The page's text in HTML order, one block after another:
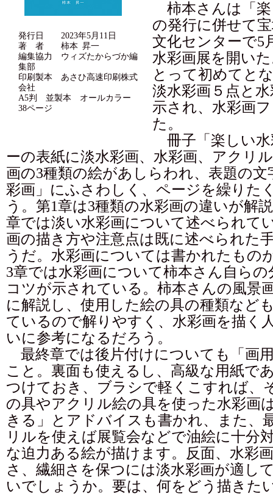
発行日 2023年5月11日
著 者 柿本 昇一
編集協力 ウィズたからづか編
集部
印刷製本 あさひ高速印刷株式
会社
A5判 並製本 オールカラー
38ページ
柿本さんは「楽
の発行に併せて
文化センターで5
水彩画展を開い
とって初めてと
淡水彩画５点と
示され、水彩画
た。
冊子「楽しい水
ーの表紙に淡水彩画、水彩画、アクリ
画の3種類の絵があしらわれ、表題の文
彩画」にふさわしく、ページを繰りた
う。第1章は3種類の水彩画の違いが解
章では淡い水彩画について述べられて
画の描き方や注意点は既に述べられた
うだ。水彩画については書かれたもの
3章では水彩画について柿本さん自らの
コツが示されている。柿本さんの風景
に解説し、使用した絵の具の種類など
ているので解りやすく、水彩画を描く
いに参考になるだろう。
最終章では後片付けについても「画
こと。裏面も使えるし、高級な用紙で
つけておき、ブラシで軽くこすれば、
の具やアクリル絵の具を使った水彩画
きる」とアドバイスも書かれ、また、
リルを使えば展覧会などで油絵に十分
な迫力ある絵が描けます。反面、水彩
さ、繊細さを保つには淡水彩画が適し
いでしょうか。要は、何をどう描きた